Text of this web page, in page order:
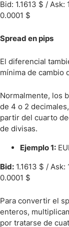
Bid: 1.1613 $ / Ask:
0.0001 $
Spread en pips
El diferencial
mínima de cambio
Normalmente, los
de 4 o 2
partir del cuarto
de divisas.
Ejemplo 1:
Bid: 1.1613 $ / Ask:
0.0001 $
Para convertir el
enteros,
por tratarse de